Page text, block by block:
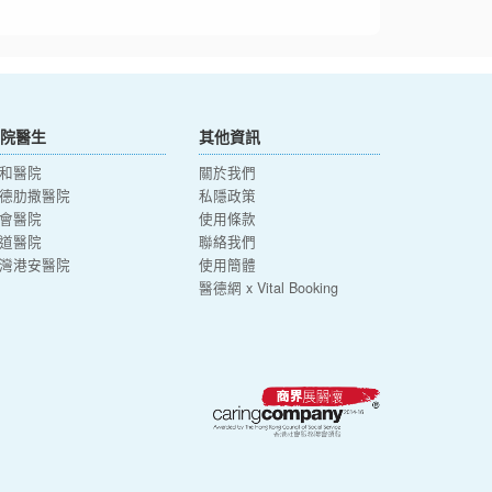
醫生
醫院
肋撒醫院
醫院
醫院
港安醫院
其他資訊
關於我們
私隱政策
使用條款
聯絡我們
使用簡體
醫德網 x Vital Booking